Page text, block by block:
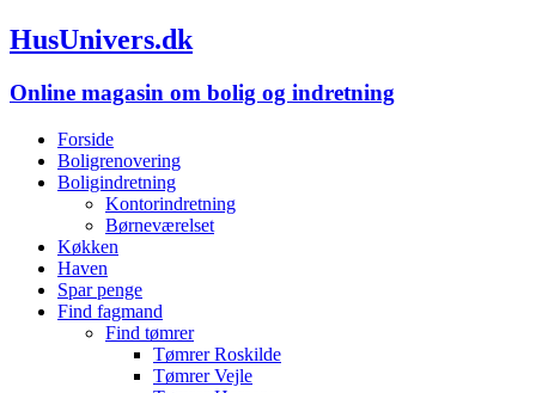
HusUnivers.dk
Online magasin om bolig og indretning
Forside
Boligrenovering
Boligindretning
Kontorindretning
Børneværelset
Køkken
Haven
Spar penge
Find fagmand
Find tømrer
Tømrer Roskilde
Tømrer Vejle